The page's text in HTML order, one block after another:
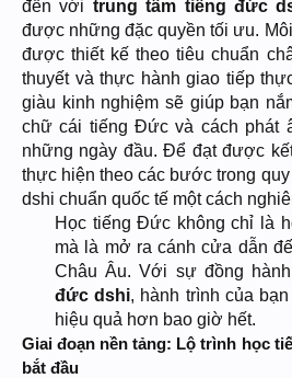
đến với trung tâm tiếng đức
được những đặc quyền tối ưu.
được thiết kế theo tiêu chuẩn
thuyết và thực hành giao tiếp
giàu kinh nghiệm sẽ giúp bạn
chữ cái tiếng Đức và cách phát
những ngày đầu. Để đạt được
thực hiện theo các bước trong
dshi chuẩn quốc tế một cách
Học tiếng Đức không chỉ là
mà là mở ra cánh cửa dẫn
Châu Âu. Với sự đồng
đức dshi, hành trình của
hiệu quả hơn bao giờ hết.​
Giai đoạn nền tảng: Lộ trình học
bắt đầu